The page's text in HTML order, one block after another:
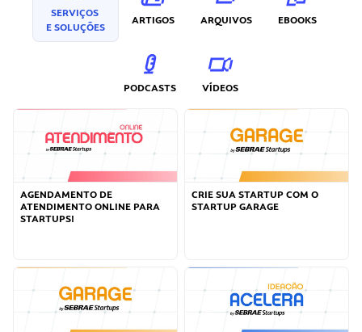
SERVIÇOS
E SOLUÇÕES
ARTIGOS ARQUIVOS EBOOKS
PODCASTS VÍDEOS
AGENDAMENTO DE
ATENDIMENTO ONLINE PARA
STARTUPS!
CRIE SUA STARTUP COM O
STARTUP GARAGE